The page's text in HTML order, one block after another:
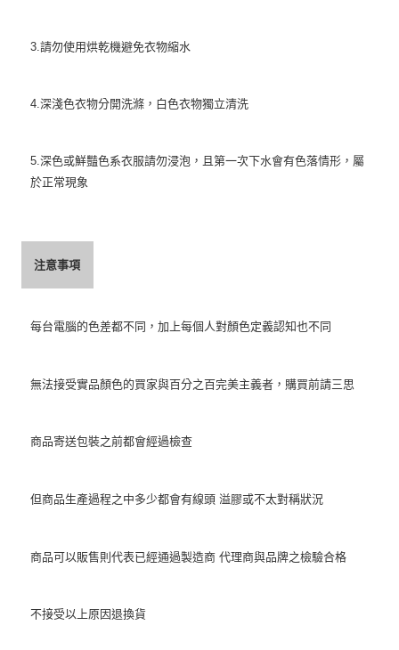
3.請勿使用烘乾機避免衣物縮水
4.深淺色衣物分開洗滌，白色衣物獨立清洗
5.深色或鮮豔色系衣服請勿浸泡，且第一次下水會有色落情形，屬
於正常現象
注意事項
每台電腦的色差都不同，加上每個人對顏色定義認知也不同
無法接受實品顏色的買家與百分之百完美主義者，購買前請三思
商品寄送包裝之前都會經過檢查
但商品生產過程之中多少都會有線頭 溢膠或不太對稱狀況
商品可以販售則代表已經通過製造商 代理商與品牌之檢驗合格
不接受以上原因退換貨